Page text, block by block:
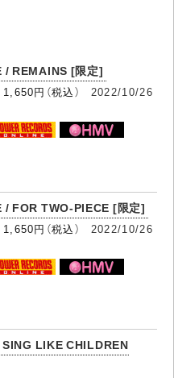
/ REMAINS [限定]
円（税込） 2022/10/26
/ FOR TWO-PIECE [限定]
円（税込） 2022/10/26
LIKE CHILDREN